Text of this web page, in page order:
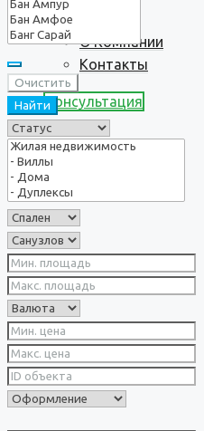
О Компании
Контакты
Консультация
Очистить
Найти